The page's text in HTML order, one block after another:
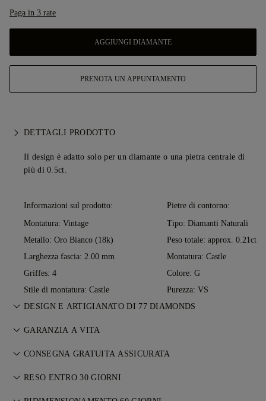
Paga in 3 rate
AGGIUNGI DIAMANTE
PRENOTA UN APPUNTAMENTO
DETTAGLI PRODOTTO
Il design è adatto solo per un diamante o una pietra centrale di
più di 0.5ct.
Informazioni sul prodotto:
Montatura: Vintage
Metallo: Oro Bianco (18k)
Larghezza fascia: 2.00 mm
Griffes: 4
Stile di montatura: Castle
Pietre di contorno:
Tipo: Diamanti Naturali
Peso totale: approx. 0.21ct
Montatura: Castle
Colore: G
Purezza: VS
DESIGN E ARTIGIANATO DI 77 DIAMONDS
L’arte del racconto prende forma, un gioiello alla volta, grazie
GARANZIA A VITA
Con ogni acquisto da 77 Diamonds ricevi una garanzia a vita
saranno effettuate gratuitamente. Consulta i nostri
CONSEGNA GRATUITA ASSICURATA
Tutte le spese di spedizione sono gratuite,
RESO ENTRO 30 GIORNI
Se non sei completamente soddisfatto, puoi restituire o